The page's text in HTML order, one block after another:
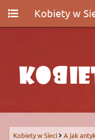
Kobiety w
Kobiety w Sieci A jak